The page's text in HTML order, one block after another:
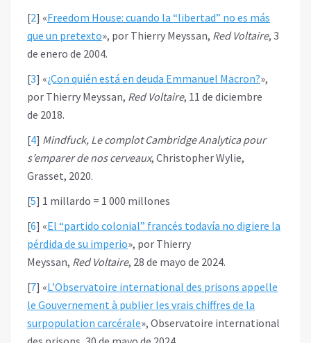
[2] «Freedom House: cuando la “libertad” no es más
que un pretexto», por Thierry Meyssan, Red Voltaire, 3
de enero de 2004.
[3] «¿Con quién está en deuda Emmanuel ‎Macron?‎»,
por Thierry Meyssan, Red Voltaire, 11 de diciembre
de 2018.
[4] Mindfuck, Le complot Cambridge Analytica pour
s’emparer de nos cerveaux, Christopher Wylie,
Grasset, 2020.
[5] 1 millardo = 1 000 millones
[6] «El “partido colonial” francés todavía no digiere la
pérdida de su imperio», por Thierry
Meyssan, Red Voltaire, 28 de mayo de 2024.
[7] «L’Observatoire international des prisons appelle
le Gouvernement à publier les vrais chiffres de la
surpopulation carcérale», Observatoire international